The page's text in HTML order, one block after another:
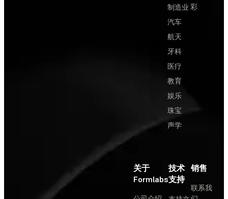
制造业
汽车
航天
牙科
医疗
教育
娱乐
珠宝
声学
彩
关于
Formlabs
技术
支持
销售
联系我